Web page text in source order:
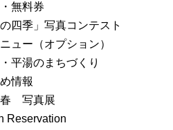
無料券
の四季」写真コンテスト
ュー（オプション）
平湯のまちづくり
情報
春 写真展
Reservation